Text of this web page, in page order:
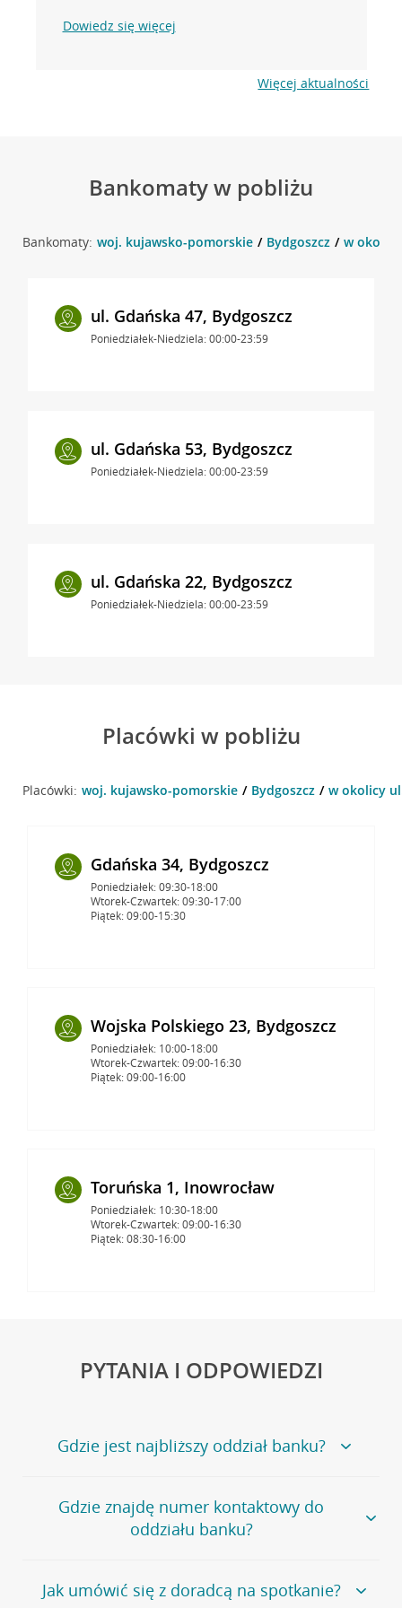
Dowiedz się więcej
Więcej aktualności
Bankomaty w pobliżu
Bankomaty: woj. kujawsko-pomorskie Bydgoszcz w
ul. Gdańska 47, Bydgoszcz
Poniedziałek-Niedziela: 00:00-23:59
ul. Gdańska 53, Bydgoszcz
Poniedziałek-Niedziela: 00:00-23:59
ul. Gdańska 22, Bydgoszcz
Poniedziałek-Niedziela: 00:00-23:59
Placówki w pobliżu
Placówki: woj. kujawsko-pomorskie Bydgoszcz w okolicy
Gdańska 34, Bydgoszcz
Poniedziałek: 09:30-18:00
Wtorek-Czwartek: 09:30-17:00
Piątek: 09:00-15:30
Wojska Polskiego 23, Bydgoszcz
Poniedziałek: 10:00-18:00
Wtorek-Czwartek: 09:00-16:30
Piątek: 09:00-16:00
Toruńska 1, Inowrocław
Poniedziałek: 10:30-18:00
Wtorek-Czwartek: 09:00-16:30
Piątek: 08:30-16:00
PYTANIA I ODPOWIEDZI
Gdzie jest najbliższy oddział banku?
Jeśli szukasz oddziału naszego banku, zapraszamy na
stronęPlacówki i bankomaty, na której znajduje się
wygodna wyszukiwarka.
oddziałów
Gdzie znajdę numer kontaktowy do
oddziału banku?
Bank Credit Agricole nie udostępnia ogólnego numeru
telefonu do placówki bankowej.
Jak umówić się z doradcą na spotkanie?